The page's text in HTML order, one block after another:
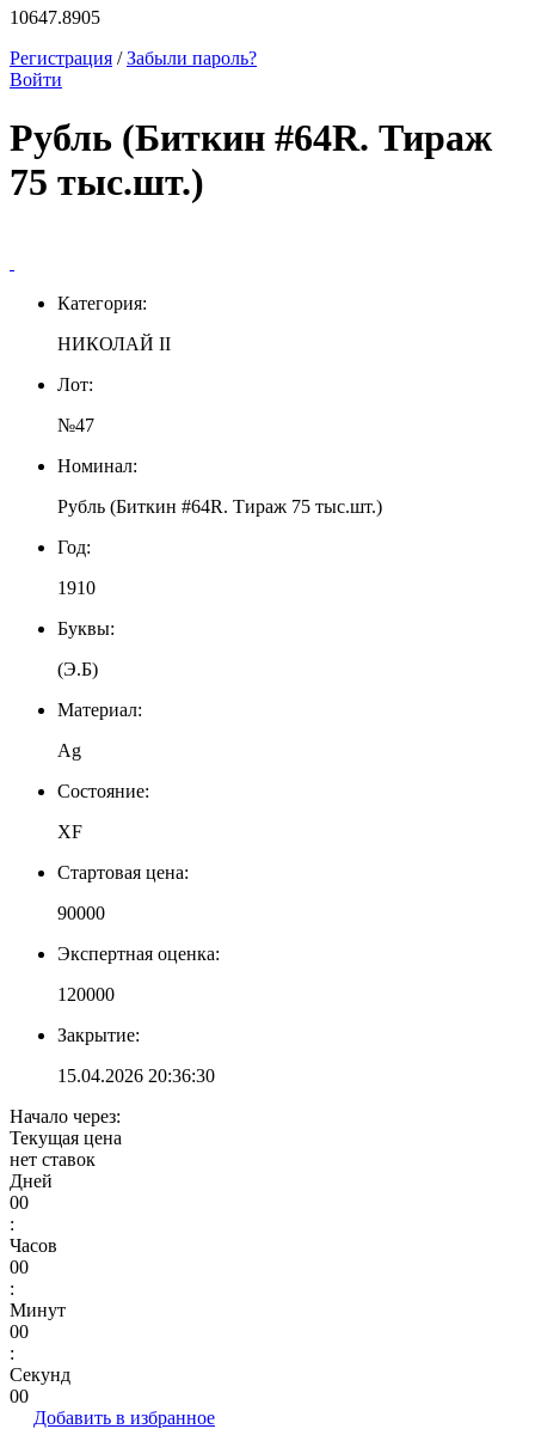
10647.8905
Регистрация / Забыли пароль?
Войти
Рубль (Биткин #64R. Тираж
75 тыс.шт.)
Категория:
НИКОЛАЙ II
Лот:
№47
Номинал:
Рубль (Биткин #64R. Тираж 75 тыс.шт.)
Год:
1910
Буквы:
(Э.Б)
Материал:
Ag
Состояние:
XF
Стартовая цена:
90000
Экспертная оценка:
120000
Закрытие:
15.04.2026 20:36:30
Начало через:
Текущая цена
нет ставок
Дней
00
:
Часов
00
:
Минут
00
:
Секунд
00
Добавить в избранное